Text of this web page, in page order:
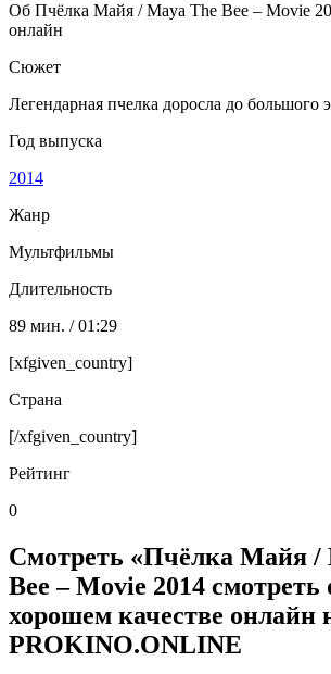
Об Пчёлка Майя / Maya The Bee – Movie
онлайн
Сюжет
Легендарная пчелка доросла до большого
Год выпуска
2014
Жанр
Мультфильмы
Длительность
89 мин. / 01:29
[xfgiven_country]
Страна
[/xfgiven_country]
Рейтинг
0
Смотреть «Пчёлка Майя /
Bee – Movie 2014 смотреть
хорошем качестве онлайн
PROKINO.ONLINE